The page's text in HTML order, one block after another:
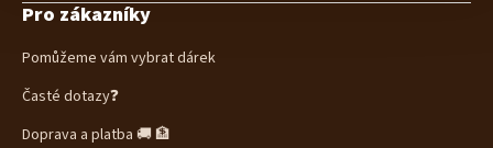
Pro zákazníky
Pomůžeme vám vybrat dárek
Časté dotazy❓
Doprava a platba 🚚 🏦